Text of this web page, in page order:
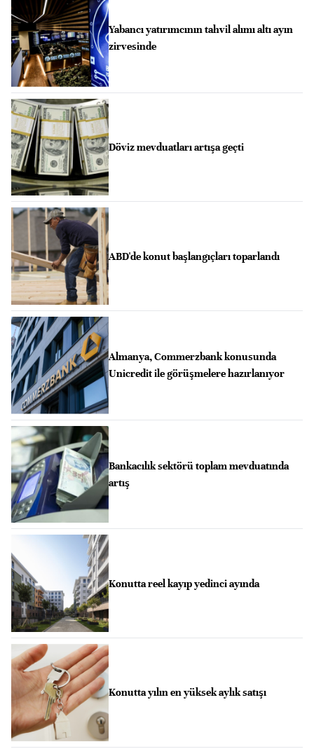
Yabancı yatırımcının tahvil alımı altı ayın
zirvesinde
Döviz mevduatları artışa geçti
ABD'de konut başlangıçları toparlandı
Almanya, Commerzbank konusunda
Unicredit ile görüşmelere hazırlanıyor
Bankacılık sektörü toplam mevduatında
artış
Konutta reel kayıp yedinci ayında
Konutta yılın en yüksek aylık satışı